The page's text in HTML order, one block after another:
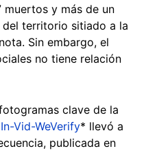
muertos y más de un
territorio sitiado a la
Sin embargo, el
no tiene relación
clave de la
In-Vid-WeVerify* llevó a
publicada en